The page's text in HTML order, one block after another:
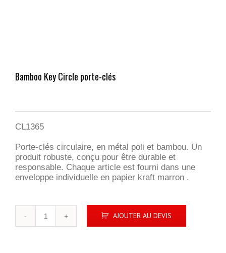
Bamboo Key Circle porte-clés
CL1365
Porte-clés circulaire, en métal poli et bambou. Un
produit robuste, conçu pour être durable et
responsable. Chaque article est fourni dans une
enveloppe individuelle en papier kraft marron .
AJOUTER AU DEVIS